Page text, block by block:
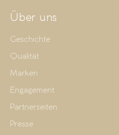
Über uns
Geschichte
Qualität
Marken
Engagement
Partnerseiten
Presse